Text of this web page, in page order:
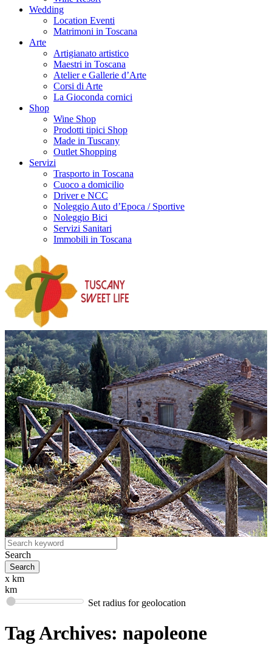
Wedding
Location Eventi
Matrimoni in Toscana
Arte
Artigianato artistico
Maestri in Toscana
Atelier e Gallerie d’Arte
Corsi di Arte
La Gioconda cornici
Shop
Wine Shop
Prodotti tipici Shop
Made in Tuscany
Outlet Shopping
Servizi
Trasporto in Toscana
Cuoco a domicilio
Driver e NCC
Noleggio Auto d’Epoca / Sportive
Noleggio Bici
Servizi Sanitari
Immobili in Toscana
Search
x km
km
Set radius for geolocation
Tag Archives: napoleone